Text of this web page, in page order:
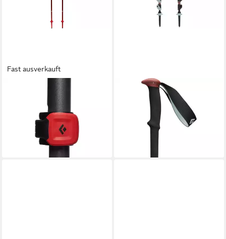
Fast ausverkauft
BLACK DIAMOND
Wanderstöcke Trekkingstöcke
Pursuit S/M
ab 118,44 €
UVP160,00 €
lieferbar - in 2-3 Werktagen bei dir
BLACK DIAMOND
Wanderstöcke Trekkingstöcke
Trail, Fitnessgerät
UVP 100,00 €